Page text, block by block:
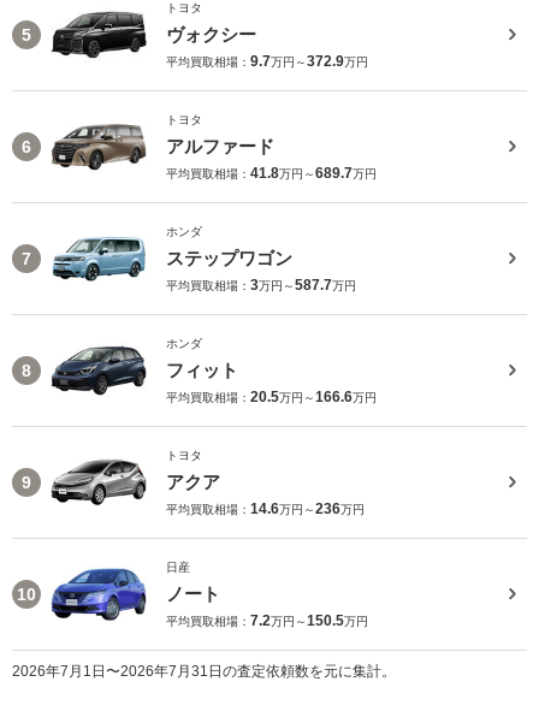
5
トヨタ
ヴォクシー
平均買取相場： 9.7万円～372.9万円
6
トヨタ
アルファード
平均買取相場： 41.8万円～689.7万円
7
ホンダ
ステップワゴン
平均買取相場： 3万円～587.7万円
8
ホンダ
フィット
平均買取相場： 20.5万円～166.6万円
9
トヨタ
アクア
平均買取相場： 14.6万円～236万円
10
日産
ノート
平均買取相場： 7.2万円～150.5万円
2026年7月1日〜2026年7月31日の査定依頼数を元に集計。